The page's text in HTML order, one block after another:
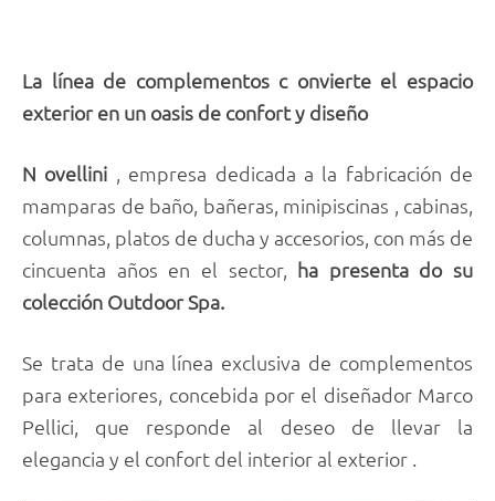
La línea de complementos c onvierte el espacio
exterior en un oasis de confort y diseño
N ovellini , empresa dedicada a la fabricación de
mamparas de baño, bañeras, minipiscinas , cabinas,
columnas, platos de ducha y accesorios, con más de
cincuenta años en el sector, ha presenta do su
colección Outdoor Spa.
Se trata de una línea exclusiva de complementos
para exteriores, concebida por el diseñador Marco
Pellici, que responde al deseo de llevar la
elegancia y el confort del interior al exterior .